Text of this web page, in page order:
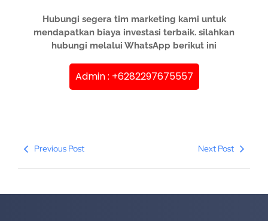
Hubungi segera tim marketing kami untuk
mendapatkan biaya investasi terbaik. silahkan
hubungi melalui WhatsApp berikut ini
Admin : +6282297675557
Previous Post Next Post